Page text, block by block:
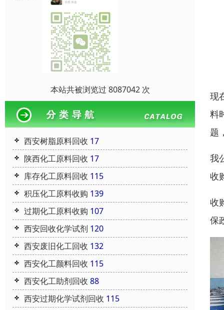
本站共被浏览过 8087042 次
西安树脂原料回收 17
陕西化工原料回收 17
库存化工原料回收 115
积压化工原料收购 139
过期化工原料收购 107
西安回收化学试剂 120
西安废旧化工回收 132
西安化工颜料回收 115
西安化工助剂回收 88
西安过期化学试剂回收 115
现
料
题
我
收
收
保